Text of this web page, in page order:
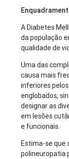
A Diabetes
da população
qualidade de
Uma das
causa mais
inferiores
englobados,
designar as
em lesões
e funcionais.
Estima-se que
polineuropatia